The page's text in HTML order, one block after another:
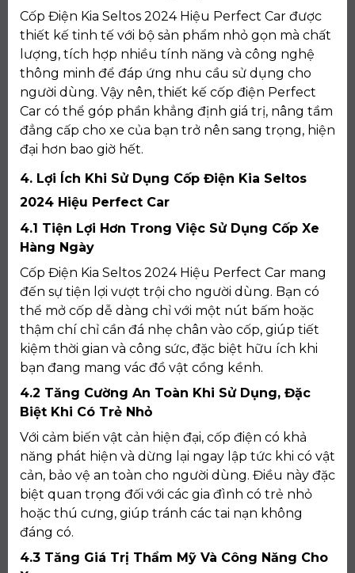
Cốp Điện Kia Seltos 2024 Hiệu Perfect Car được
thiết kế tinh tế với bộ sản phẩm nhỏ gọn mà chất
lượng, tích hợp nhiều tính năng và công nghệ
thông minh để đáp ứng nhu cầu sử dụng cho
người dùng. Vậy nên, thiết kế cốp điện Perfect
Car có thể góp phần khẳng định giá trị, nâng tầm
đẳng cấp cho xe của bạn trở nên sang trọng, hiện
đại hơn bao giờ hết.
4. Lợi Ích Khi Sử Dụng Cốp Điện Kia Seltos
2024 Hiệu Perfect Car
4.1 Tiện Lợi Hơn Trong Việc Sử Dụng Cốp Xe
Hàng Ngày
Cốp Điện Kia Seltos 2024 Hiệu Perfect Car mang
đến sự tiện lợi vượt trội cho người dùng. Bạn có
thể mở cốp dễ dàng chỉ với một nút bấm hoặc
thậm chí chỉ cần đá nhẹ chân vào cốp, giúp tiết
kiệm thời gian và công sức, đặc biệt hữu ích khi
bạn đang mang vác đồ vật cồng kềnh.
4.2 Tăng Cường An Toàn Khi Sử Dụng, Đặc
Biệt Khi Có Trẻ Nhỏ
Với cảm biến vật cản hiện đại, cốp điện có khả
năng phát hiện và dừng lại ngay lập tức khi có vật
cản, bảo vệ an toàn cho người dùng. Điều này đặc
biệt quan trọng đối với các gia đình có trẻ nhỏ
hoặc thú cưng, giúp tránh các tai nạn không
đáng có.
4.3 Tăng Giá Trị Thẩm Mỹ Và Công Năng Cho